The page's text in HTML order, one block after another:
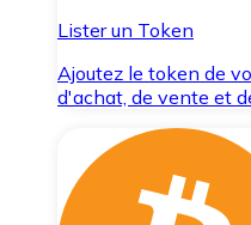
Lister un Token
Ajoutez le token de
d'achat, de vente et